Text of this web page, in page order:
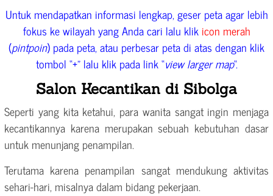
Untuk mendapatkan informasi lengkap, geser peta agar lebih
fokus ke wilayah yang Anda cari lalu klik icon merah
(pintpoin) pada peta, atau perbesar peta di atas dengan klik
tombol “+” lalu klik pada link “view larger map“.
Salon Kecantikan di Sibolga
Seperti yang kita ketahui, para wanita sangat ingin menjaga
kecantikannya karena merupakan sebuah kebutuhan dasar
untuk menunjang penampilan.
Terutama karena penampilan sangat mendukung aktivitas
sehari-hari, misalnya dalam bidang pekerjaan.